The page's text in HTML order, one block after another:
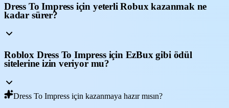
Dress To Impress için yeterli Robux kazanmak ne
kadar sürer?
Roblox Dress To Impress için EzBux gibi ödül
sitelerine izin veriyor mu?
Dress To Impress için kazanmaya hazır mısın?